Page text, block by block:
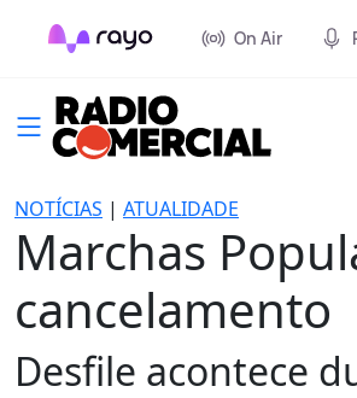
On Air
NOTÍCIAS | ATUALIDADE
Marchas
cancelamento
Desfile acontece